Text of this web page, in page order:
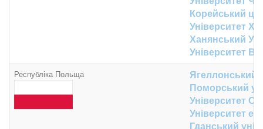
Корейський
Університет
Ханянський
Університет
Республіка Польща
Ягеллонський
Поморський
Університет
Університет
Гданський